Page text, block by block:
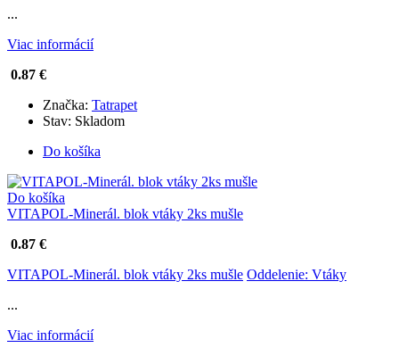
...
Viac informácií
0.87 €
Značka: Tatrapet
Stav: Skladom
Do košíka
Do košíka
VITAPOL-Minerál. blok vtáky 2ks mušle
0.87 €
VITAPOL-Minerál. blok vtáky 2ks mušle Oddelenie: Vtáky
...
Viac informácií